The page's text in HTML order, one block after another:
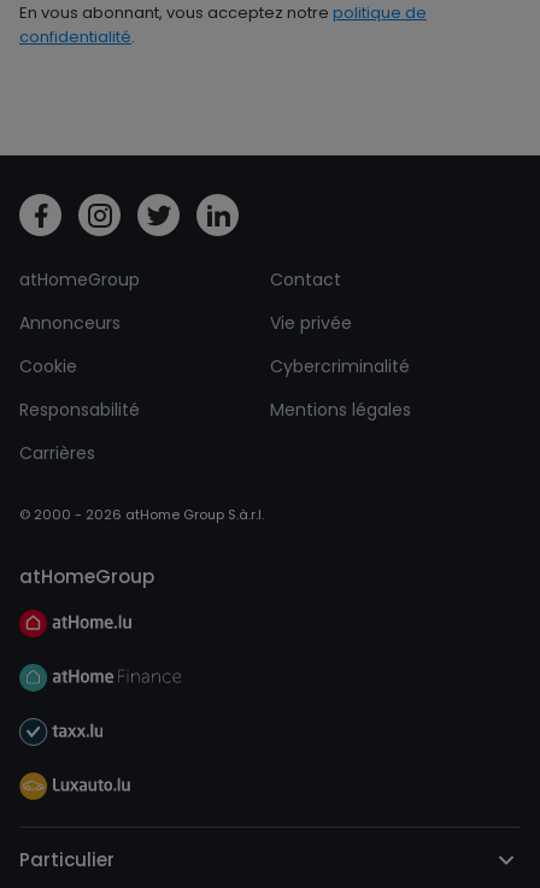
En vous abonnant, vous acceptez notre politique de
confidentialité.
atHomeGroup
Contact
Annonceurs
Vie privée
Cookie
Cybercriminalité
Responsabilité
Mentions légales
Carrières
© 2000 - 2026 atHome Group S.à.r.l.
atHomeGroup
Particulier